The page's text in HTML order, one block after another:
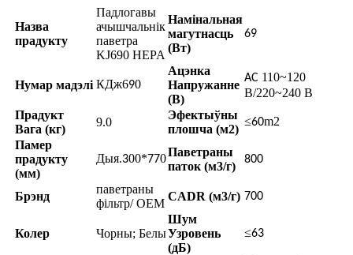
Назва
прадукту
Падлогавы
ачышчальнік
паветра
KJ690 HEPA
Намінальная
магутнасць
(Вт)
69
Нумар мадэлі КДж690
Ацэнка
Напружанне
(В)
AC 110~120
В/220~240 В
Прадукт
Вага (кг)
9.0
Эфектыўны
плошча (м2)
≤60m2
Памер
прадукту
(мм)
Дыя.300*770Паветраны
паток (м3/г)
800
Брэнд
паветраны
фільтр/ OEM
CADR (м3/г) 700
Колер Чорны; Белы
Шум
Узровень
(дБ)
≤63